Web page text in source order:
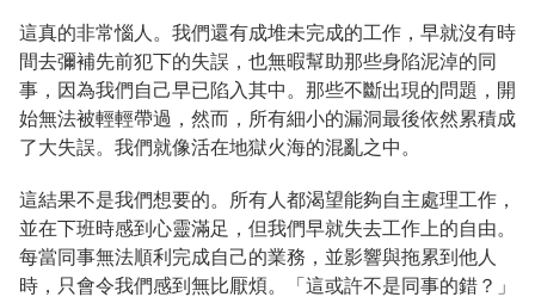
這真的非常惱人。我們還有成堆未完成的工作，早就沒有時
間去彌補先前犯下的失誤，也無暇幫助那些身陷泥淖的同
事，因為我們自己早已陷入其中。那些不斷出現的問題，開
始無法被輕輕帶過，然而，所有細小的漏洞最後依然累積成
了大失誤。我們就像活在地獄火海的混亂之中。
這結果不是我們想要的。所有人都渴望能夠自主處理工作，
並在下班時感到心靈滿足，但我們早就失去工作上的自由。
每當同事無法順利完成自己的業務，並影響與拖累到他人
時，只會令我們感到無比厭煩。「這或許不是同事的錯？」